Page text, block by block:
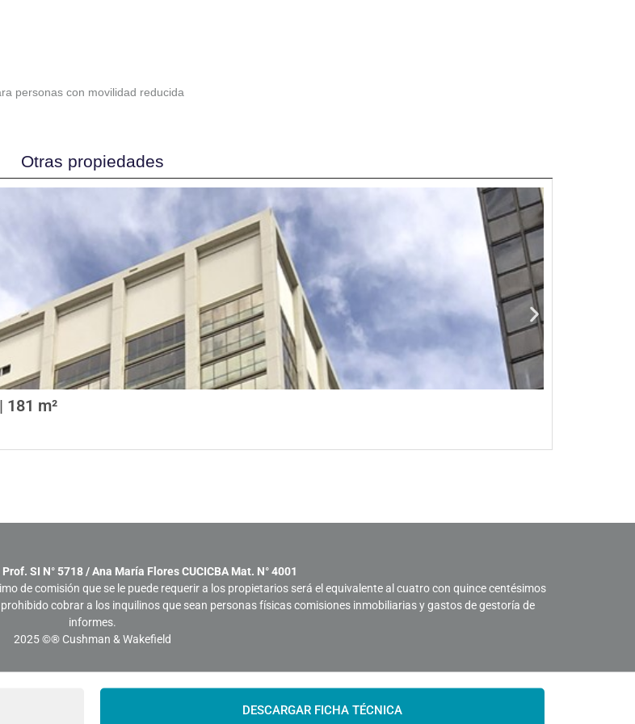
personas con movilidad reducida
Otras propiedades
m²
DESCARGAR FICHA TÉCNICA
SI N° 5718 / Ana María Flores CUCICBA Mat. N° 4001
de comisión que se le puede requerir a los propietarios será el equivalente al cuatro con quince centésimos
cobrar a los inquilinos que sean personas físicas comisiones inmobiliarias y gastos de gestoría de
informes.
2025©® Cushman & Wakefield